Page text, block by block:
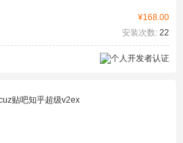
¥168.00
安装次数: 22